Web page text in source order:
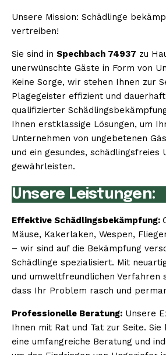
Unsere Mission: Schädlinge
vertreiben!
Sie sind in Spechbach 74937 zu
unerwünschte Gäste in Form von
Keine Sorge, wir stehen Ihnen zur
Plagegeister effizient und
qualifizierter
Ihnen erstklassige Lösungen, um
Unternehmen von ungebetenen
und ein gesundes, schädlingsfreies
gewährleisten.
Unsere Leistungen:
Effektive Schädlingsbekämpfung:
Mäuse, Kakerlaken, Wespen,
– wir sind auf die Bekämpfung
Schädlinge spezialisiert. Mit
und umweltfreundlichen Verfahren
dass Ihr Problem rasch und
Professionelle Beratung: Unsere
Ihnen mit Rat und Tat zur Seite. Sie
eine umfangreiche Beratung und